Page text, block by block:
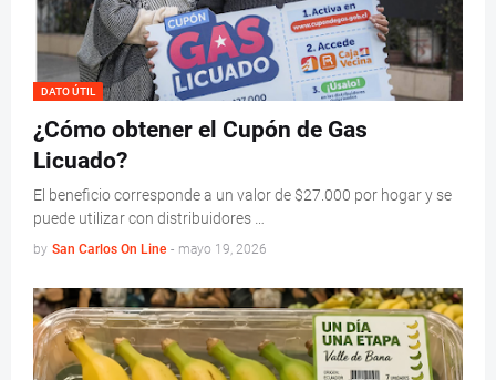
DATO ÚTIL
¿Cómo obtener el Cupón de Gas
Licuado?
El beneficio corresponde a un valor de $27.000 por hogar y se
puede utilizar con distribuidores …
by San Carlos On Line - mayo 19, 2026